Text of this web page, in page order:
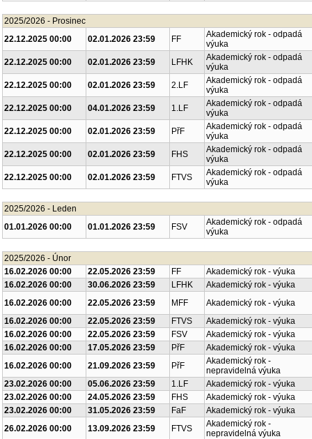
2025/2026 - Prosinec
22.12.2025 00:00
02.01.2026 23:59 FF
Akademický rok - odpadá
výuka
22.12.2025 00:00
02.01.2026 23:59 LFHK
Akademický rok - odpadá
výuka
22.12.2025 00:00
02.01.2026 23:59 2.LF
Akademický rok - odpadá
výuka
22.12.2025 00:00
04.01.2026 23:59 1.LF
Akademický rok - odpadá
výuka
22.12.2025 00:00
02.01.2026 23:59 PřF
Akademický rok - odpadá
výuka
22.12.2025 00:00
02.01.2026 23:59 FHS
Akademický rok - odpadá
výuka
22.12.2025 00:00
02.01.2026 23:59 FTVS
Akademický rok - odpadá
výuka
2025/2026 - Leden
01.01.2026 00:00
01.01.2026 23:59 FSV
Akademický rok - odpadá
výuka
2025/2026 - Únor
16.02.2026 00:00
22.05.2026 23:59 FF
Akademický rok - výuka
16.02.2026 00:00
30.06.2026 23:59 LFHK
Akademický rok - výuka
16.02.2026 00:00
22.05.2026 23:59 MFF
Akademický rok - výuka
16.02.2026 00:00
22.05.2026 23:59 FTVS
Akademický rok - výuka
16.02.2026 00:00
22.05.2026 23:59 FSV
Akademický rok - výuka
16.02.2026 00:00
17.05.2026 23:59 PřF
Akademický rok - výuka
16.02.2026 00:00
21.09.2026 23:59 PřF
Akademický rok -
nepravidelná výuka
23.02.2026 00:00
05.06.2026 23:59 1.LF
Akademický rok - výuka
23.02.2026 00:00
24.05.2026 23:59 FHS
Akademický rok - výuka
23.02.2026 00:00
31.05.2026 23:59 FaF
Akademický rok - výuka
26.02.2026 00:00
13.09.2026 23:59 FTVS
Akademický rok -
nepravidelná výuka